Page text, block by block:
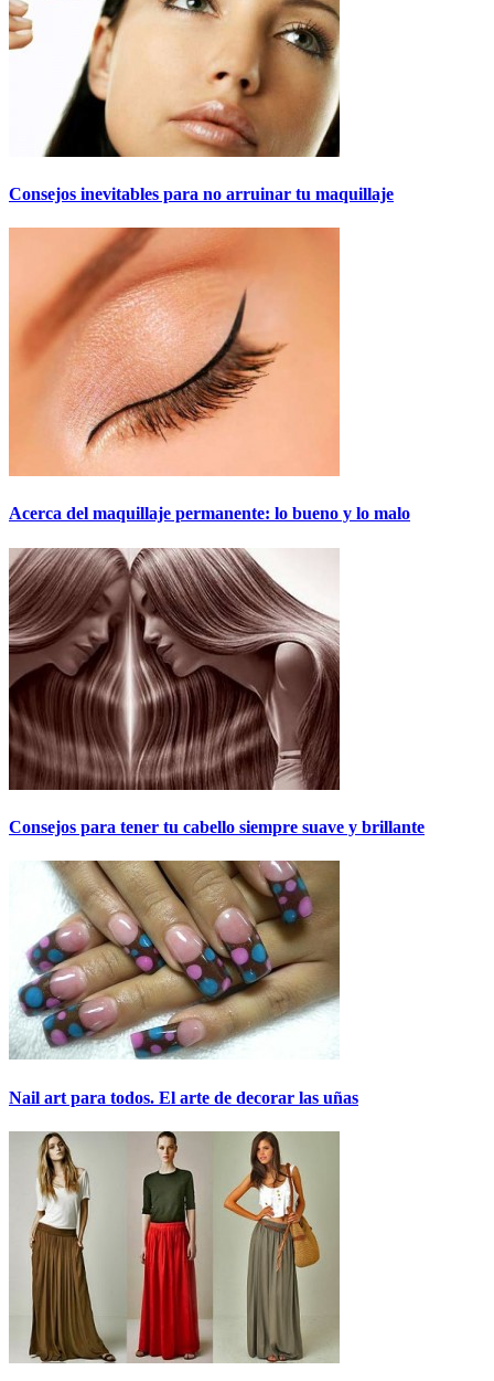
Consejos inevitables para no arruinar tu maquillaje
Acerca del maquillaje permanente: lo bueno y lo malo
Consejos para tener tu cabello siempre suave y brillante
Nail art para todos. El arte de decorar las uñas